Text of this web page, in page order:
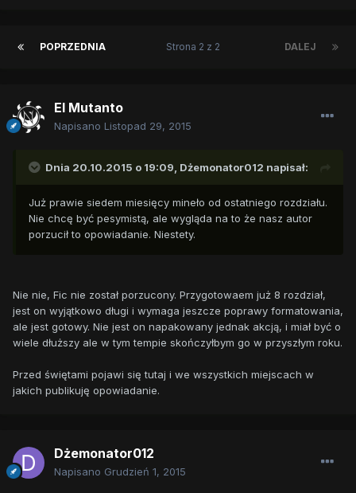
POPRZEDNIA DALEJ
Strona 2 z 2
El Mutanto
Napisano Listopad 29, 2015
Dnia 20.10.2015 o 19:09, Dżemonator012 napisał:
Już prawie siedem miesięcy mineło od ostatniego rozdziału.
Nie chcę być pesymistą, ale wygląda na to że nasz autor
porzucił to opowiadanie. Niestety.
Nie nie, Fic nie został porzucony. Przygotowaem już 8 rozdział,
jest on wyjątkowo długi i wymaga jeszcze poprawy formatowania,
ale jest gotowy. Nie jest on napakowany jednak akcją, i miał być o
wiele dłuższy ale w tym tempie skończyłbym go w przyszłym roku.
Przed świętami pojawi się tutaj i we wszystkich miejscach w
jakich publikuję opowiadanie.
Dżemonator012
Napisano Grudzień 1, 2015